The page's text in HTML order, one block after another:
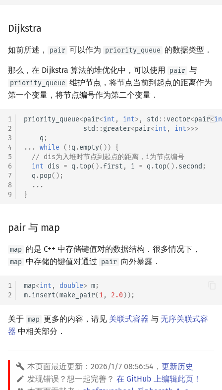
Dijkstra
如前所述， pair 可以作为 priority_queue 的数据类型．
那么，在 Dijkstra 算法的堆优化中，可以使用 pair 与
priority_queue 维护节点，将节点当前到起点的距离作为
第一个变量，将节点编号作为第二个变量．
1
2
3
4
5
6
7
8
9
priority_queue<pair<int , int> , std :: vector<pair<
std :: greater<pair<int , int>>>
q ;
... while ( ! q .empty()) {
// dis为入堆时节点到起点的距离，i为节点编号
int dis = q .top().first , i = q .top().second ;
q .pop();
...
}
pair 与 map
map 的是 C++ 中存储键值对的数据结构．很多情况下，
map 中存储的键值对通过 pair 向外暴露．
1
2
map<int , double> m;
m.insert(make_pair(1 , 2.0));
关于 map 更多的内容，请见 关联式容器 与 无序关联式容
器 中相关部分．
本页面最近更新： 2026/1/7 08:56:54 ， 更新历史
发现错误？想一起完善？ 在 GitHub 上编辑此页！